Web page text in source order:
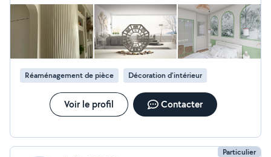
pour vous une villa écologique et haut de gamme
Travaux et rénovation tout corps d état Projet 100%
sécurisé avec des entrepreneurs qualifiés et vérifiés
avec garanties / Paiement sécurisé sur compte
séquestre (Banque de France) Disponibilité et réactivité
Devis uniquement après visite technique sur place NICE
CANNES ANTIBES MENTON MONACO
Réaménagement de pièce Décoration d'intérieur
Voir le profil Contacter
Particulier